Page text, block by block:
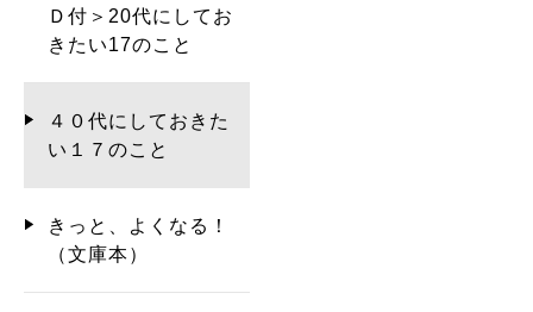
Ｄ付＞20代にしてお
きたい17のこと
４０代にしておきた
い１７のこと
きっと、よくなる！
（文庫本）